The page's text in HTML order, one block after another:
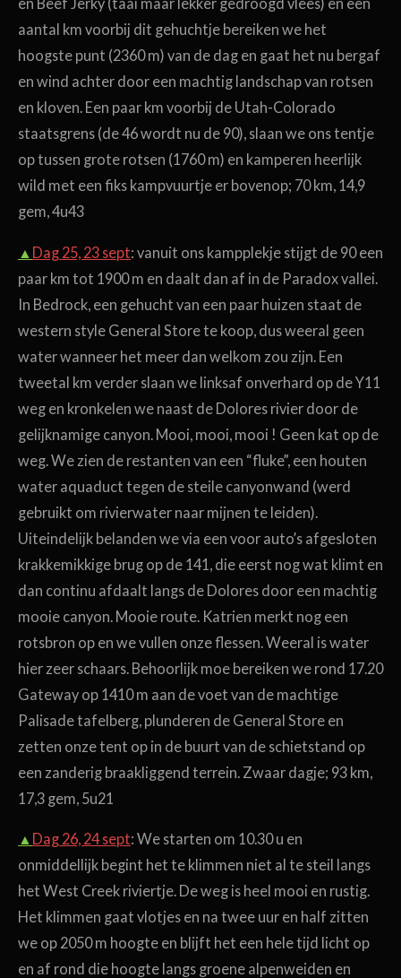
en Beef Jerky (taai maar lekker gedroogd vlees) en een
aantal km voorbij dit gehuchtje bereiken we het
hoogste punt (2360 m) van de dag en gaat het nu bergaf
en wind achter door een machtig landschap van rotsen
en kloven. Een paar km voorbij de Utah-Colorado
staatsgrens (de 46 wordt nu de 90), slaan we ons tentje
op tussen grote rotsen (1760 m) en kamperen heerlijk
wild met een fiks kampvuurtje er bovenop; 70 km, 14,9
gem, 4u43
▲ Dag 25, 23 sept: vanuit ons kampplekje stijgt de 90 een
paar km tot 1900 m en daalt dan af in de Paradox vallei.
In Bedrock, een gehucht van een paar huizen staat de
western style General Store te koop, dus weeral geen
water wanneer het meer dan welkom zou zijn. Een
tweetal km verder slaan we linksaf onverhard op de Y11
weg en kronkelen we naast de Dolores rivier door de
gelijknamige canyon. Mooi, mooi, mooi ! Geen kat op de
weg. We zien de restanten van een “fluke”, een houten
water aquaduct tegen de steile canyonwand (werd
gebruikt om rivierwater naar mijnen te leiden).
Uiteindelijk belanden we via een voor auto’s afgesloten
krakkemikkige brug op de 141, die eerst nog wat klimt en
dan continu afdaalt langs de Dolores door een machtig
mooie canyon. Mooie route. Katrien merkt nog een
rotsbron op en we vullen onze flessen. Weeral is water
hier zeer schaars. Behoorlijk moe bereiken we rond 17.20
Gateway op 1410 m aan de voet van de machtige
Palisade tafelberg, plunderen de General Store en
zetten onze tent op in de buurt van de schietstand op
een zanderig braakliggend terrein. Zwaar dagje; 93 km,
17,3 gem, 5u21
▲ Dag 26, 24 sept: We starten om 10.30 u en
onmiddellijk begint het te klimmen niet al te steil langs
het West Creek riviertje. De weg is heel mooi en rustig.
Het klimmen gaat vlotjes en na twee uur en half zitten
we op 2050 m hoogte en blijft het een hele tijd licht op
en af rond die hoogte langs groene alpenweiden en